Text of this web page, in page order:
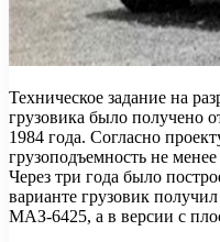
Техническое задание на
грузовика было получено
1984 года. Согласно
грузоподъемность не
Через три года было
варианте грузовик
МАЗ-6425, а в версии с